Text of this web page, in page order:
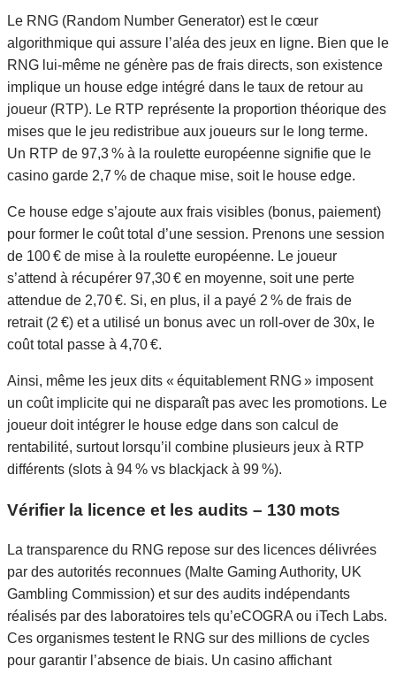
Le RNG (Random Number Generator) est le cœur
algorithmique qui assure l’aléa des jeux en ligne. Bien que le
RNG lui-même ne génère pas de frais directs, son existence
implique un house edge intégré dans le taux de retour au
joueur (RTP). Le RTP représente la proportion théorique des
mises que le jeu redistribue aux joueurs sur le long terme.
Un RTP de 97,3 % à la roulette européenne signifie que le
casino garde 2,7 % de chaque mise, soit le house edge.
Ce house edge s’ajoute aux frais visibles (bonus, paiement)
pour former le coût total d’une session. Prenons une session
de 100 € de mise à la roulette européenne. Le joueur
s’attend à récupérer 97,30 € en moyenne, soit une perte
attendue de 2,70 €. Si, en plus, il a payé 2 % de frais de
retrait (2 €) et a utilisé un bonus avec un roll‑over de 30x, le
coût total passe à 4,70 €.
Ainsi, même les jeux dits « équitablement RNG » imposent
un coût implicite qui ne disparaît pas avec les promotions. Le
joueur doit intégrer le house edge dans son calcul de
rentabilité, surtout lorsqu’il combine plusieurs jeux à RTP
différents (slots à 94 % vs blackjack à 99 %).
Vérifier la licence et les audits – 130 mots
La transparence du RNG repose sur des licences délivrées
par des autorités reconnues (Malte Gaming Authority, UK
Gambling Commission) et sur des audits indépendants
réalisés par des laboratoires tels qu’eCOGRA ou iTech Labs.
Ces organismes testent le RNG sur des millions de cycles
pour garantir l’absence de biais. Un casino affichant